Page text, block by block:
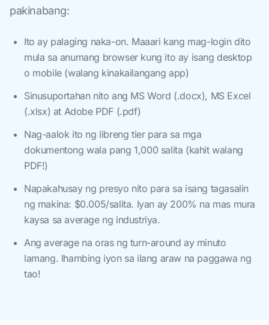
pakinabang:
Ito ay palaging naka-on. Maaari kang mag-login dito
mula sa anumang browser kung ito ay isang desktop
o mobile (walang kinakailangang app)
Sinusuportahan nito ang MS Word (.docx), MS Excel
(.xlsx) at Adobe PDF (.pdf)
Nag-aalok ito ng libreng tier para sa mga
dokumentong wala pang 1,000 salita (kahit walang
PDF!)
Napakahusay ng presyo nito para sa isang tagasalin
ng makina: $0.005/salita. Iyan ay 200% na mas mura
kaysa sa average ng industriya.
Ang average na oras ng turn-around ay minuto
lamang. Ihambing iyon sa ilang araw na paggawa ng
tao!